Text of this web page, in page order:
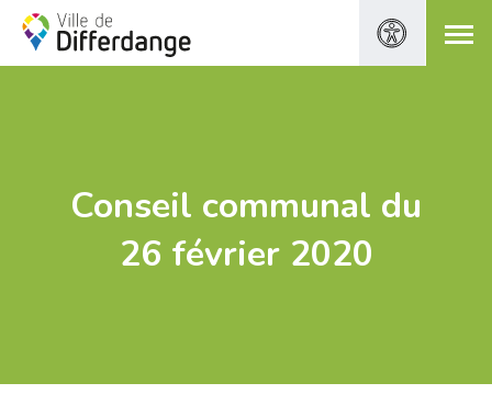
Conseil communal du
26 février 2020